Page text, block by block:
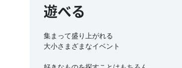
遊べる
集まって盛り上がれる
大小さまざまなイベント